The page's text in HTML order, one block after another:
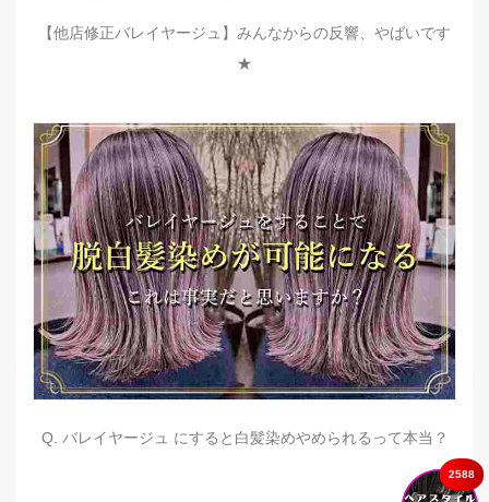
【他店修正バレイヤージュ】みんなからの反響、やばいです
★
Q. バレイヤージュ にすると白髪染めやめられるって本当？
2588